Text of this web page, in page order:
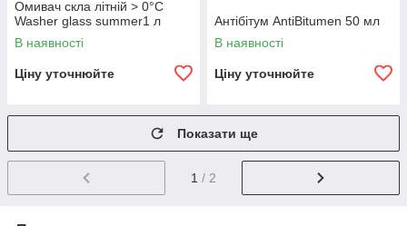
Омивач скла літній > 0°С
Washer glass summer1 л
В наявності
Ціну уточнюйте
Антібітум AntiBitumen 50 мл
В наявності
Ціну уточнюйте
Показати ще
1 / 2